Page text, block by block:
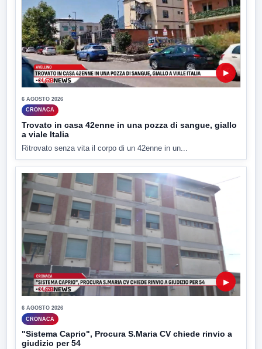
▶
6 AGOSTO 2026
CRONACA
Trovato in casa 42enne in una pozza di sangue, giallo
a viale Italia
Ritrovato senza vita il corpo di un 42enne in un...
▶
6 AGOSTO 2026
CRONACA
"Sistema Caprio", Procura S.Maria CV chiede rinvio a
giudizio per 54